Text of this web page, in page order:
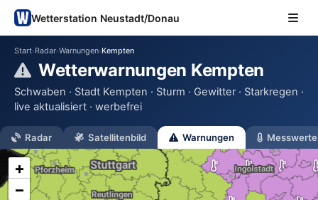
Wetterstation Neustadt/Donau
Start›Radar›Warnungen›Kempten
Wetterwarnungen Kempten
Schwaben · Stadt Kempten · Sturm · Gewitter · Starkregen ·
live aktualisiert · werbefrei
Radar Satellitenbild Warnungen Messwerte
+
−